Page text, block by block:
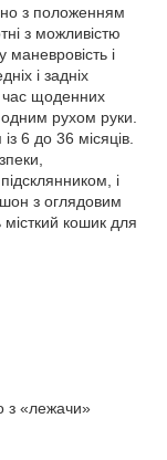
з положенням
з можливістю
маневровість і
і задніх
час щоденних
рухом руки.
6 до 36 місяців.
і
з оглядовим
місткий кошик для
з «лежачи»